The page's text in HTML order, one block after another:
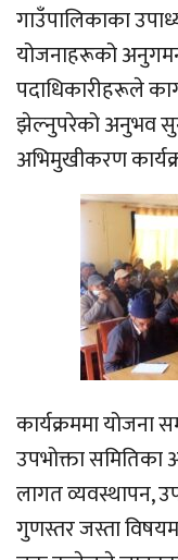
गाउँपालिकाका
योजनाहरूको
पदाधिकारीहरूले
झेल्नुपरेको अनुभव
अभिमुखीकरण
कार्यक्रममा
उपभोक्ता समितिका
लागत व्यवस्थापन,
गुणस्तर जस्ता